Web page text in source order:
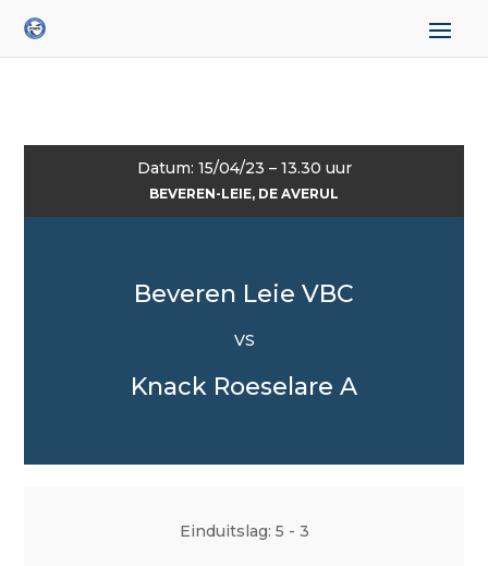
Datum: 15/04/23 – 13.30 uur
BEVEREN-LEIE, DE AVERUL
Beveren Leie VBC
VS
Knack Roeselare A
Einduitslag: 5 - 3